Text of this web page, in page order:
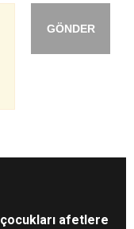
GÖNDER
afetlere